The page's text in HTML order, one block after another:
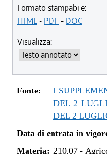
dal 13/01/2016 al 26/07/
dal 07/01/2015 al 12/01/
Formato stampabile:
HTML- PDF - DOC
Visualizza:
Fonte:
I
DEL 2
DEL 2
Data di entrata in
Materia: 210.07-